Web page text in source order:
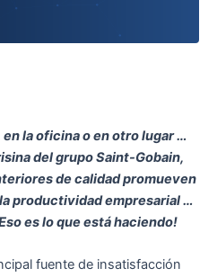
en la oficina o en otro lugar …
del grupo Saint-Gobain,
de calidad promueven
productividad empresarial …
es lo que está haciendo!
fuente de insatisfacción